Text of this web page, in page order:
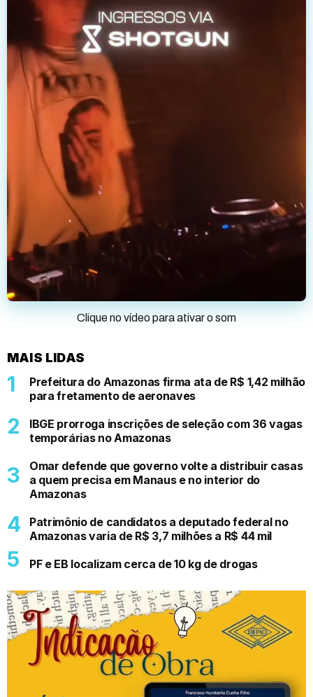
Clique no vídeo para ativar o som
MAIS LIDAS
Prefeitura do Amazonas firma ata de R$ 1,42 milhão
para fretamento de aeronaves
IBGE prorroga inscrições de seleção com 36 vagas
temporárias no Amazonas
Omar defende que governo volte a distribuir casas
a quem precisa em Manaus e no interior do
Amazonas
Patrimônio de candidatos a deputado federal no
Amazonas varia de R$ 3,7 milhões a R$ 44 mil
PF e EB localizam cerca de 10 kg de drogas